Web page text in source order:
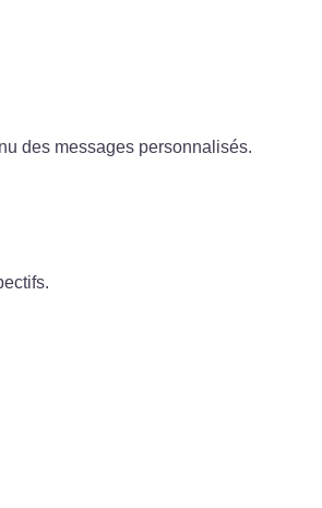
des messages personnalisés.